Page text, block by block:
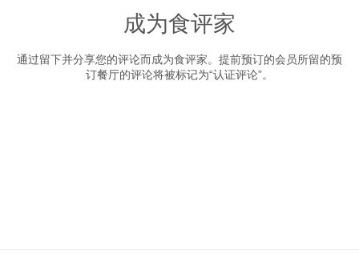
成为食评家
通过留下并分享您的评论而成为食评家。提前预订的会员所留的预
订餐厅的评论将被标记为“认证评论”。